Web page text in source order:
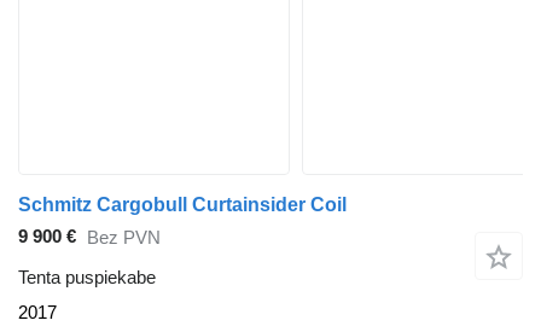
Schmitz Cargobull Curtainsider Coil
9 900 € Bez PVN
Tenta puspiekabe
2017